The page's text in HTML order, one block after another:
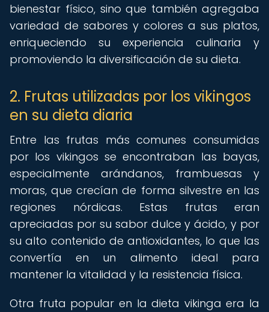
bienestar físico, sino que también agregaba
variedad de sabores y colores a sus platos,
enriqueciendo su experiencia culinaria y
promoviendo la diversificación de su dieta.
2. Frutas utilizadas por los vikingos
en su dieta diaria
Entre las frutas más comunes consumidas
por los vikingos se encontraban las bayas,
especialmente arándanos, frambuesas y
moras, que crecían de forma silvestre en las
regiones nórdicas. Estas frutas eran
apreciadas por su sabor dulce y ácido, y por
su alto contenido de antioxidantes, lo que las
convertía en un alimento ideal para
mantener la vitalidad y la resistencia física.
Otra fruta popular en la dieta vikinga era la